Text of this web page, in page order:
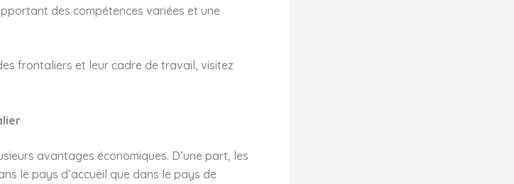
des compétences variées et une
frontaliers et leur cadre de travail, visitez
avantages économiques. D’une part, les
le pays d’accueil que dans le pays de